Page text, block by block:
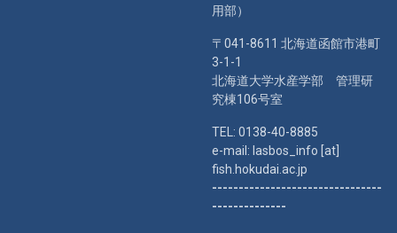
用部）
〒041-8611 北海道函館市港町
3-1-1
北海道大学水産学部 管理研
究棟106号室
TEL: 0138-40-8885
e-mail: lasbos_info [at]
fish.hokudai.ac.jp
--------------------------------
--------------